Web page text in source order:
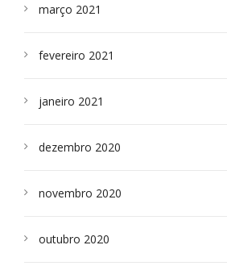
março 2021
fevereiro 2021
janeiro 2021
dezembro 2020
novembro 2020
outubro 2020